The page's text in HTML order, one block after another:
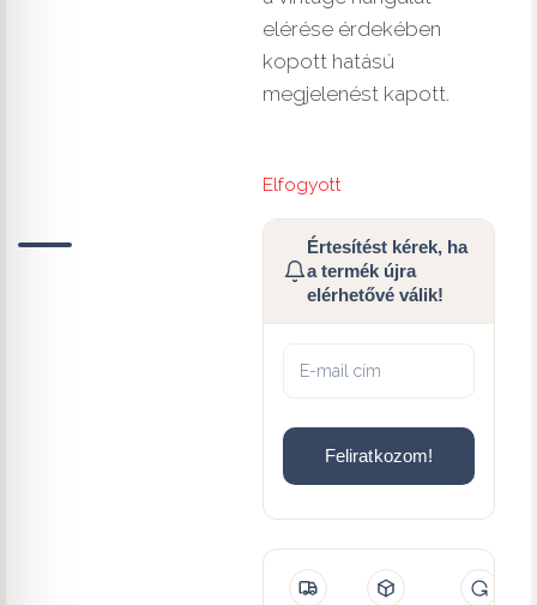
elérése érdekében
kopott hatású
megjelenést kapott.
Elfogyott
Értesítést kérek, ha
a termék újra
elérhetővé válik!
Feliratkozom!